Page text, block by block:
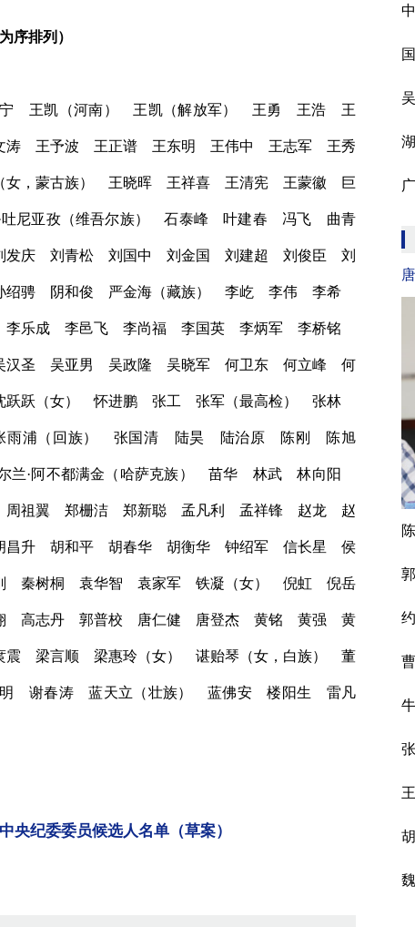
序排列）
王凯（河南） 王凯（解放军） 王勇 王浩 王
王予波 王正谱 王东明 王伟中 王志军 王秀
，蒙古族） 王晓晖 王祥喜 王清宪 王蒙徽 巨
尼亚孜（维吾尔族） 石泰峰 叶建春 冯飞 曲青
庆 刘青松 刘国中 刘金国 刘建超 刘俊臣 刘
骋 阴和俊 严金海（藏族） 李屹 李伟 李希
乐成 李邑飞 李尚福 李国英 李炳军 李桥铭
圣 吴亚男 吴政隆 吴晓军 何卫东 何立峰 何
跃（女） 怀进鹏 张工 张军（最高检） 张林
浦（回族） 张国清 陆昊 陆治原 陈刚 陈旭
·阿不都满金（哈萨克族） 苗华 林武 林向阳
祖翼 郑栅洁 郑新聪 孟凡利 孟祥锋 赵龙 赵
升 胡和平 胡春华 胡衡华 钟绍军 信长星 侯
秦树桐 袁华智 袁家军 铁凝（女） 倪虹 倪岳
高志丹 郭普校 唐仁健 唐登杰 黄铭 黄强 黄
梁言顺 梁惠玲（女） 谌贻琴（女，白族） 董
谢春涛 蓝天立（壮族） 蓝佛安 楼阳生 雷凡
纪委委员候选人名单（草案）